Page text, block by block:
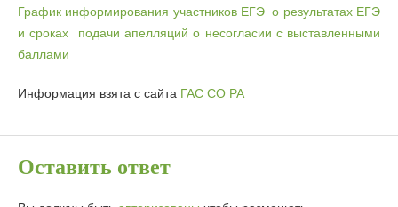
График информирования участников ЕГЭ о результатах ЕГЭ
и сроках подачи апелляций о несогласии с выставленными
баллами
Информация взята с сайта ГАС СО РА
Оставить ответ